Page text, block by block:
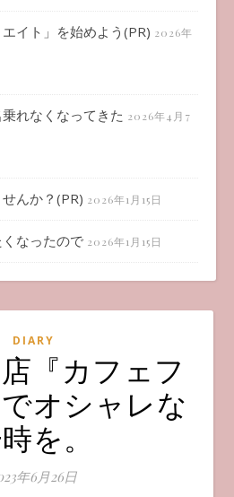
イト」を始めよう(PR) 2026年
れなくなってきた 2026年4月7
んか？(PR) 2026年1月15日
なったので 2026年1月15日
DIARY
『カフェフ
オシャレな
を。
年6月26日